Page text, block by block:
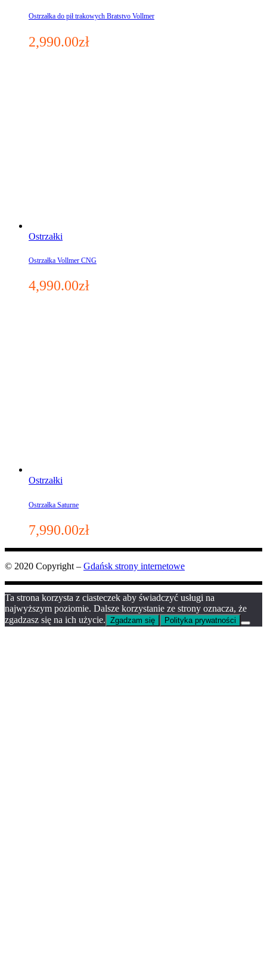
Ostrzałka do pił trakowych Bratstvo Vollmer
2,990.00zł
Ostrzałki
Ostrzałka Vollmer CNG
4,990.00zł
Ostrzałki
Ostrzałka Saturne
7,990.00zł
© 2020 Copyright – Gdańsk strony internetowe
Ta strona korzysta z ciasteczek aby świadczyć usługi na
najwyższym poziomie. Dalsze korzystanie ze strony oznacza, że
zgadzasz się na ich użycie. Zgadzam się Polityka prywatności